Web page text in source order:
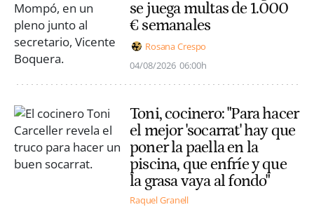
se juega multas de 1.000
€ semanales
Rosana Crespo
04/08/2026 06:00h
Toni, cocinero: "Para hacer
el mejor 'socarrat' hay que
poner la paella en la
piscina, que enfríe y que
la grasa vaya al fondo"
Raquel Granell